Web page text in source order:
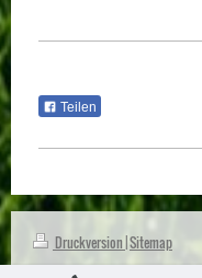
Teilen
Druckversion Sitemap